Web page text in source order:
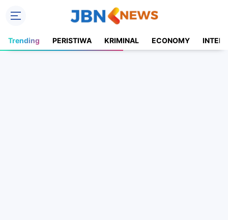
Trending PERISTIWA KRIMINAL ECONOMY